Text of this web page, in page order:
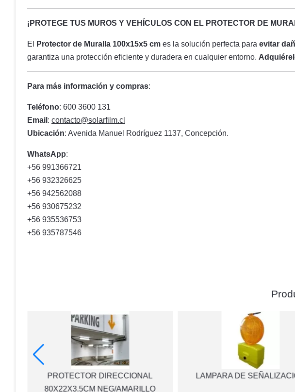
¡PROTEGE TUS MUROS Y VEHÍCULOS CON EL PROTECTOR DE
El Protector de Muralla 100x15x5 cm es la solución perfecta para evitar
garantiza una protección eficiente y duradera en cualquier entorno.
Para más información y compras:
Teléfono: 600 3600 131
Email : contacto@solarfilm.cl
Ubicación: Avenida Manuel Rodríguez 1137, Concepción.
WhatsApp:
+56 991366721
+56 932326625
+56 942562088
+56 930675232
+56 935536753
+56 935787546
PROTECTOR DIRECCIONAL
80X22X3.5CM NEG/AMARILLO
LAMPARA DE